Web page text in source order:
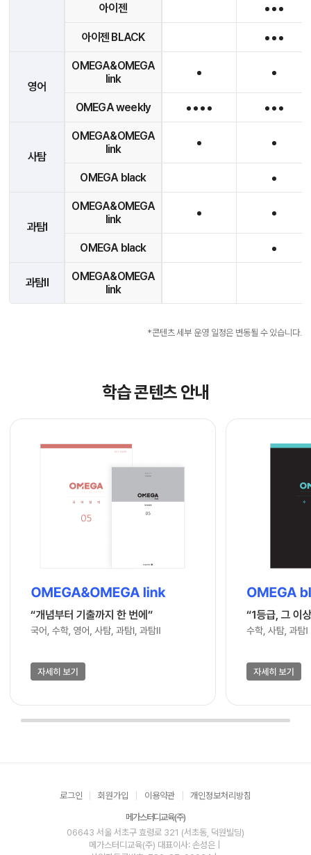
아이젠
아이젠 BLACK
영어
OMEGA&OMEGA
link
OMEGA weekly
사탐
OMEGA&OMEGA
link
OMEGA black
과탐I
OMEGA&OMEGA
link
OMEGA black
과탐II
OMEGA&OMEGA
link
*콘텐츠 세부 운영 일정은 변동될 수 있습니다.
학습 콘텐츠 안내
로그인 회원가입 이용약관 개인정보처리방침
메가스터디교육(주)
06643 서울 서초구 효령로 321 (서초동, 덕원빌딩)
메가스터디교육(주) 대표이사: 손성은 |